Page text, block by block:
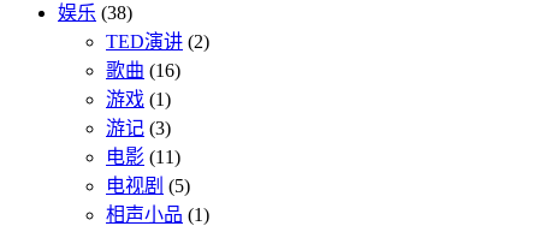
娱乐 (38)
TED演讲 (2)
歌曲 (16)
游戏 (1)
游记 (3)
电影 (11)
电视剧 (5)
相声小品 (1)